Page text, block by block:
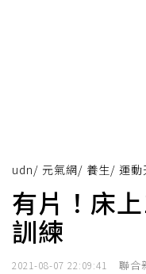
udn/ 元氣網/ 養生/ 運動
有片！床
訓練
2021-08-07 22:09:41 聯合